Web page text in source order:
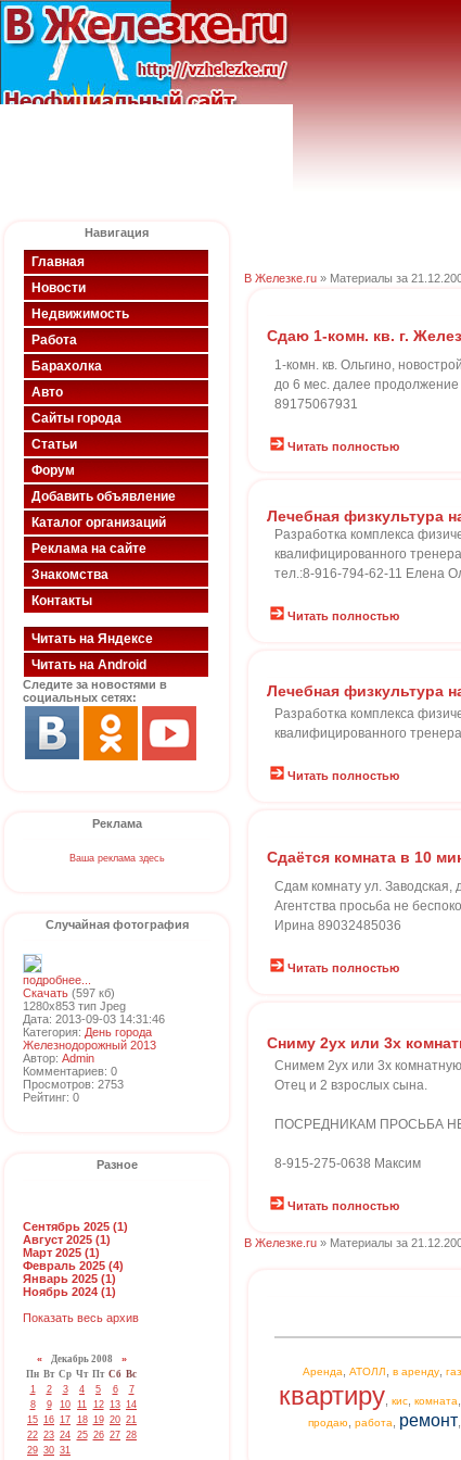
Навигация
Главная
Новости
Недвижимость
Работа
Барахолка
Авто
Сайты города
Статьи
Форум
Добавить объявление
Каталог организаций
Реклама на сайте
Знакомства
Контакты
Читать на Яндексе
Читать на Android
Следите за новостями в
социальных сетях:
Реклама
Ваша реклама здесь
Случайная фотография
подробнее...
Скачать (597 кб)
1280x853 тип Jpeg
Дата: 2013-09-03 14:31:46
Категория: День города
Железнодорожный 2013
Автор: Admin
Комментариев: 0
Просмотров: 2753
Рейтинг: 0
Разное
Сентябрь 2025 (1)
Август 2025 (1)
Март 2025 (1)
Февраль 2025 (4)
Январь 2025 (1)
Ноябрь 2024 (1)
Показать весь архив
«Декабрь 2008 »
Пн Вт Ср Чт Пт Сб Вс
1
2 3 4 5 6
7
8
9 10 11 12 13 14
15 16 17 18 19 20 21
22 23 24 25 26 27 28
29 30 31
В Железке.ru » Материалы за
Сдаю 1-комн. кв. г.
1-комн. кв. Ольгино,
до 6 мес. далее продолжение
89175067931
Читать полностью
Лечебная физкультура
Разработка комплекса
квалифицированного
тел.:8-916-794-62-11 Елена
Читать полностью
Лечебная физкультура
Разработка комплекса
квалифицированного
Читать полностью
Сдаётся комната в 10
Сдам комнату ул. Заводская,
Агентства просьба не
Ирина 89032485036
Читать полностью
Сниму 2ух или 3х
Снимем 2ух или 3х
Отец и 2 взрослых сына.
ПОСРЕДНИКАМ ПРОСЬБА
8-915-275-0638 Максим
Читать полностью
В Железке.ru » Материалы за
Аренда АТОЛЛ в аренду,
квартиру кис комната
продаю работа ремонт